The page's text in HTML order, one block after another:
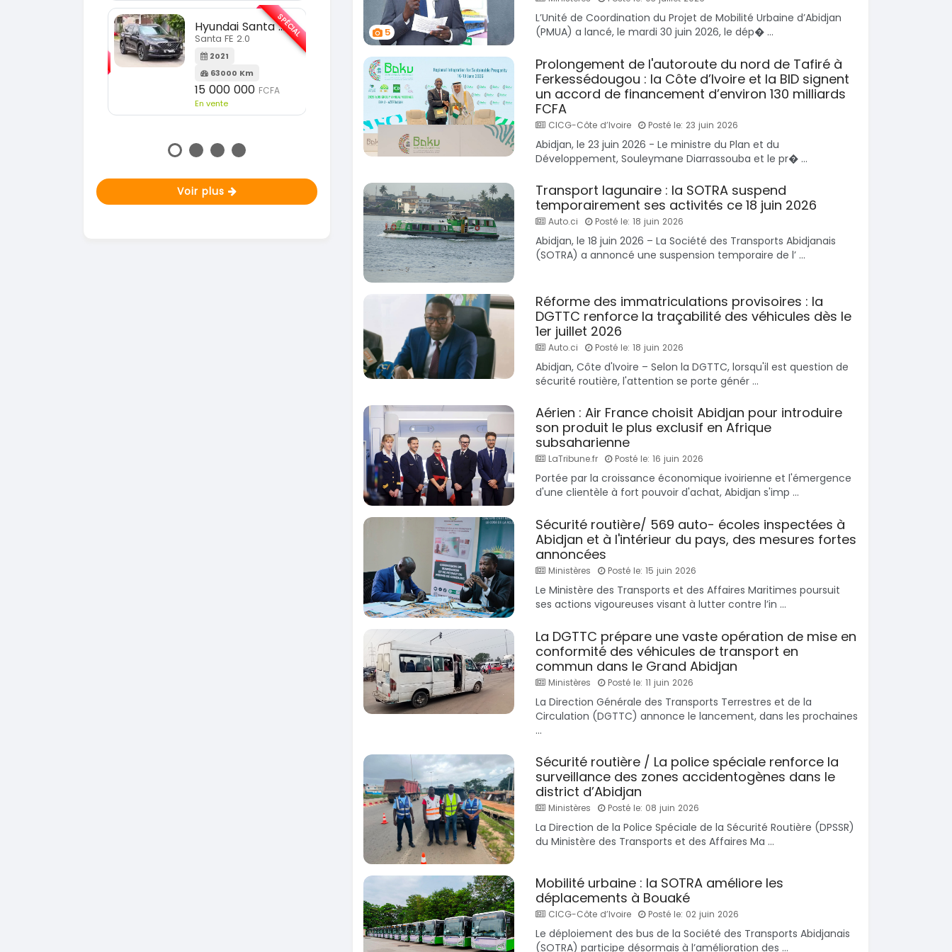
En vente
KIA Sportage
Sportage 2.0
2023
51000 Km
18 900 000
SPÉCIAL
KIA Sportage
Sportage x-line
2024
10000 Km
22 800 000FCFA
En vente
SPÉCIAL
En vente
100000 Km
En vente
SPÉCIAL
63000 Km
15 000 000
Voir plus
5
L’Unité de Coordination du Projet de Mobilité Urbaine d’Abidjan
(PMUA) a lancé, le mardi 30 juin 2026, le dép� ...
Prolongement de l'autoroute du nord de Tafiré à
Ferkessédougou : la Côte d’Ivoire et la BID signent
un accord de financement d’environ 130 milliards
FCFA
CICG-Côte d’Ivoire Posté le: 23 juin 2026
Abidjan, le 23 juin 2026 - Le ministre du Plan et du
Développement, Souleymane Diarrassouba et le pr� ...
Transport lagunaire : la SOTRA suspend
temporairement ses activités ce 18 juin 2026
Auto.ci Posté le: 18 juin 2026
Abidjan, le 18 juin 2026 – La Société des Transports Abidjanais
(SOTRA) a annoncé une suspension temporaire de l’ ...
Réforme des immatriculations provisoires : la
DGTTC renforce la traçabilité des véhicules dès le
1er juillet 2026
Auto.ci Posté le: 18 juin 2026
Abidjan, Côte d'Ivoire – Selon la DGTTC, lorsqu'il est question de
sécurité routière, l'attention se porte génér ...
Aérien : Air France choisit Abidjan pour introduire
son produit le plus exclusif en Afrique
subsaharienne
LaTribune.fr Posté le: 16 juin 2026
Portée par la croissance économique ivoirienne et l'émergence
d'une clientèle à fort pouvoir d'achat, Abidjan s'imp ...
Sécurité routière/ 569 auto- écoles inspectées à
Abidjan et à l'intérieur du pays, des mesures fortes
annoncées
Ministères Posté le: 15 juin 2026
Le Ministère des Transports et des Affaires Maritimes poursuit
ses actions vigoureuses visant à lutter contre l’in ...
La DGTTC prépare une vaste opération de mise en
conformité des véhicules de transport en
commun dans le Grand Abidjan
Ministères Posté le: 11 juin 2026
La Direction Générale des Transports Terrestres et de la
Circulation (DGTTC) annonce le lancement, dans les prochaines
...
Sécurité routière / La police spéciale renforce la
surveillance des zones accidentogènes dans le
district d’Abidjan
Ministères Posté le: 08 juin 2026
La Direction de la Police Spéciale de la Sécurité Routière (DPSSR)
du Ministère des Transports et des Affaires Ma ...
Mobilité urbaine : la SOTRA améliore les
déplacements à Bouaké
CICG-Côte d’Ivoire Posté le: 02 juin 2026
Le déploiement des bus de la Société des Transports Abidjanais
(SOTRA) participe désormais à l’amélioration des ...